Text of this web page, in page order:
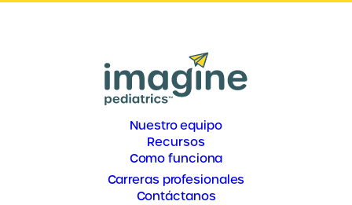
Nuestro equipo
Recursos
Como funciona
Carreras profesionales
Contáctanos